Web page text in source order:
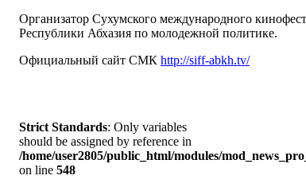
Организатор Сухумского международного
Республики Абхазия по молодежной политике.
Официальный сайт СМК http://siff-abkh.tv/
Strict Standards: Only variables
should be assigned by reference in
/home/user2805/public_html/modules/
on line 548